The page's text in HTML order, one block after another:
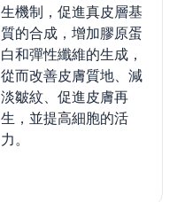
生機制，促進真皮層基
質的合成，增加膠原蛋
白和彈性纖維的生成，
從而改善皮膚質地、減
淡皺紋、促進皮膚再
生，並提高細胞的活
力。